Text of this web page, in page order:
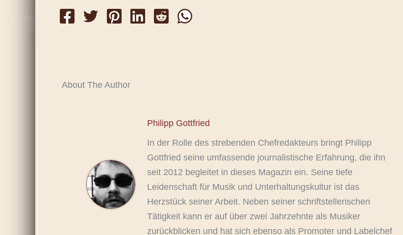
About The Author
Philipp Gottfried
In der Rolle des strebenden Chefredakteurs bringt Philipp
Gottfried seine umfassende journalistische Erfahrung, die ihn
seit 2012 begleitet in dieses Magazin ein. Seine tiefe
Leidenschaft für Musik und Unterhaltungskultur ist das
Herzstück seiner Arbeit. Neben seiner schriftstellerischen
Tätigkeit kann er auf über zwei Jahrzehnte als Musiker
zurückblicken und hat sich ebenso als Promoter und Labelchef